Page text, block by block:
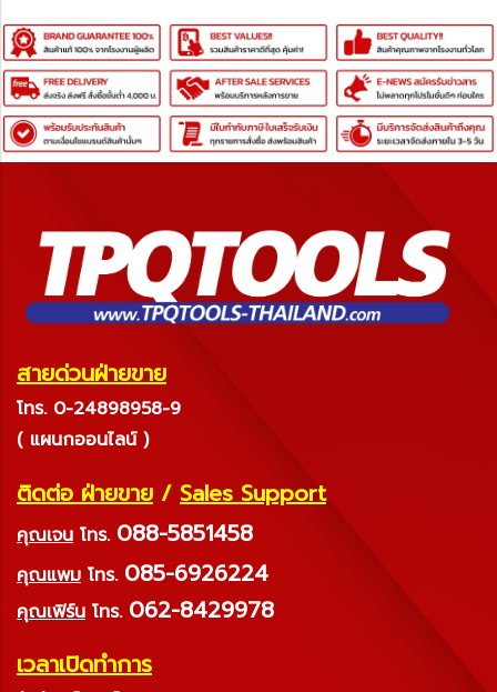
สายด่วนฝ่ายขาย
โทร. 0-24898958-9
( แผนกออนไลน์ )
ติดต่อ ฝ่ายขาย / Sales Support
คุณเจน โทร. 088-5851458
คุณแพม โทร. 085-6926224
คุณเฟิร์น โทร. 062-8429978
เวลาเปิดทำการ